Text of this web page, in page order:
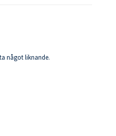
något liknande.